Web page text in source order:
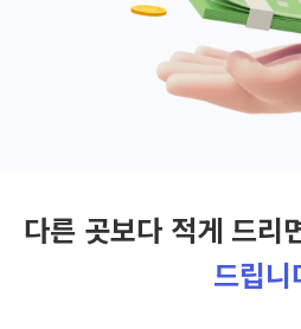
다른 곳보다 적게 드리
드립니